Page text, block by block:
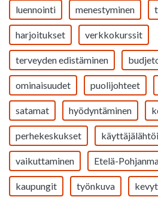
luennointi menestyminen
harjoitukset verkkokurssit
terveyden edistäminen
ominaisuudet puolijohteet
satamat hyödyntäminen
perhekeskukset
vaikuttaminen Etelä-
kaupungit työnkuva